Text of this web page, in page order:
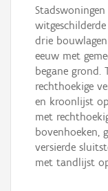
drie
eeuw met
begane grond.
rechthoekige
en kroonlijst
met
bovenhoeken,
versierde
met tandlijst